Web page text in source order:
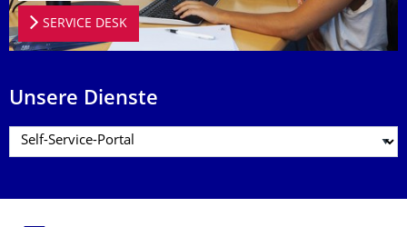
SERVICE DESK
Unsere Dienste